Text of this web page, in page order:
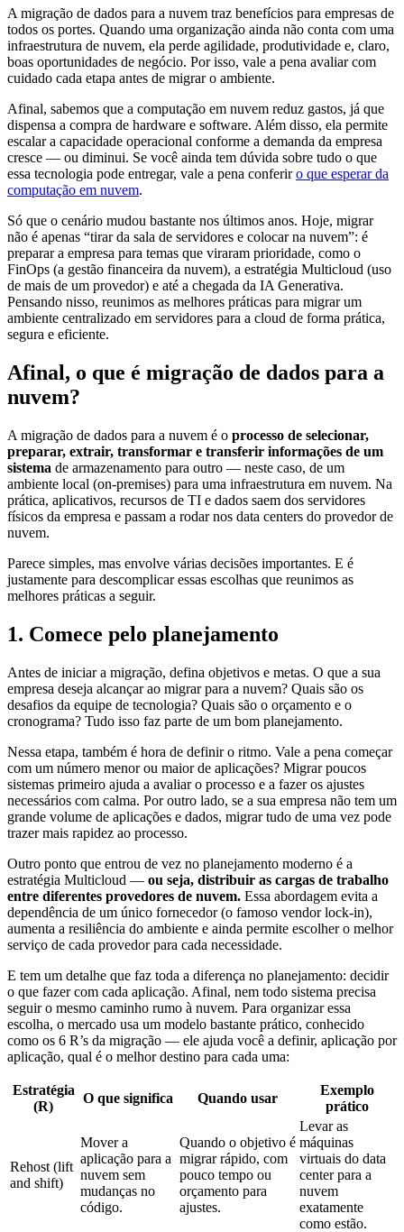
A migração de dados para a nuvem traz benefícios para empresas de
todos os portes. Quando uma organização ainda não conta com uma
infraestrutura de nuvem, ela perde agilidade, produtividade e, claro,
boas oportunidades de negócio. Por isso, vale a pena avaliar com
cuidado cada etapa antes de migrar o ambiente.
Afinal, sabemos que a computação em nuvem reduz gastos, já que
dispensa a compra de hardware e software. Além disso, ela permite
escalar a capacidade operacional conforme a demanda da empresa
cresce — ou diminui. Se você ainda tem dúvida sobre tudo o que
essa tecnologia pode entregar, vale a pena conferiro que esperar da
computação em nuvem.
Só que o cenário mudou bastante nos últimos anos. Hoje, migrar
não é apenas “tirar da sala de servidores e colocar na nuvem”: é
preparar a empresa para temas que viraram prioridade, como o
FinOps (a gestão financeira da nuvem), a estratégia Multicloud (uso
de mais de um provedor) e até a chegada da IA Generativa.
Pensando nisso, reunimos as melhores práticas para migrar um
ambiente centralizado em servidores para a cloud de forma prática,
segura e eficiente.
Afinal, o que é migração de dados para a
nuvem?
A migração de dados para a nuvem é o processo de selecionar,
preparar, extrair, transformar e transferir informações de um
sistema de armazenamento para outro — neste caso, de um
ambiente local (on-premises) para uma infraestrutura em nuvem. Na
prática, aplicativos, recursos de TI e dados saem dos servidores
físicos da empresa e passam a rodar nos data centers do provedor de
nuvem.
Parece simples, mas envolve várias decisões importantes. E é
justamente para descomplicar essas escolhas que reunimos as
melhores práticas a seguir.
1. Comece pelo planejamento
Antes de iniciar a migração, defina objetivos e metas. O que a sua
empresa deseja alcançar ao migrar para a nuvem? Quais são os
desafios da equipe de tecnologia? Quais são o orçamento e o
cronograma? Tudo isso faz parte de um bom planejamento.
Nessa etapa, também é hora de definir o ritmo. Vale a pena começar
com um número menor ou maior de aplicações? Migrar poucos
sistemas primeiro ajuda a avaliar o processo e a fazer os ajustes
necessários com calma. Por outro lado, se a sua empresa não tem um
grande volume de aplicações e dados, migrar tudo de uma vez pode
trazer mais rapidez ao processo.
Outro ponto que entrou de vez no planejamento moderno é a
estratégia Multicloud — ou seja, distribuir as cargas de trabalho
entre diferentes provedores de nuvem. Essa abordagem evita a
dependência de um único fornecedor (o famoso vendor lock-in),
aumenta a resiliência do ambiente e ainda permite escolher o melhor
serviço de cada provedor para cada necessidade.
E tem um detalhe que faz toda a diferença no planejamento: decidir
o que fazer com cada aplicação. Afinal, nem todo sistema precisa
seguir o mesmo caminho rumo à nuvem. Para organizar essa
escolha, o mercado usa um modelo bastante prático, conhecido
como os 6 R’s da migração — ele ajuda você a definir, aplicação por
aplicação, qual é o melhor destino para cada uma:
Estratégia
(R)
O que significa Quando usar
Exemplo
prático
Rehost (lift
and shift)
Mover a
aplicação para a
nuvem sem
mudanças no
código.
Quando o objetivo é
migrar rápido, com
pouco tempo ou
orçamento para
ajustes.
Levar as
máquinas
virtuais do data
center para a
nuvem
exatamente
como estão.